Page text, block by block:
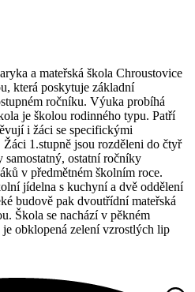
a mateřská škola Chroustovice
která poskytuje základní
ročníku. Výuka probíhá
je školou rodinného typu. Patří
i žáci se specifickými
1.stupně jsou rozděleni do čtyř
ostatní ročníky
v předmětném školním roce.
jídelna s kuchyní a dvě oddělení
budově pak dvoutřídní mateřská
Škola se nachází v pěkném
obklopená zelení vzrostlých lip